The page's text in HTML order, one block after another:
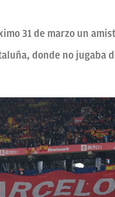
31 de marzo un
donde no jugaba